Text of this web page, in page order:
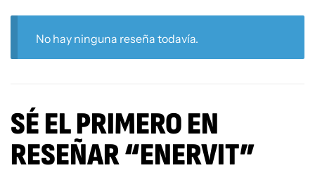
No hay ninguna reseña todavía.
SÉ EL PRIMERO EN
RESEÑAR “ENERVIT”